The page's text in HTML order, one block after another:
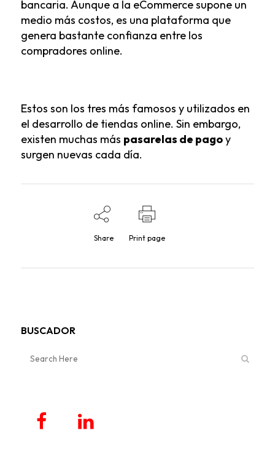
bancaria. Aunque a la eCommerce supone un
medio más costos, es una plataforma que
genera bastante confianza entre los
compradores online.
Estos son los tres más famosos y utilizados en
el desarrollo de tiendas online. Sin embargo,
existen muchas más pasarelas de pagoy
surgen nuevas cada día.
Share Print page
BUSCADOR